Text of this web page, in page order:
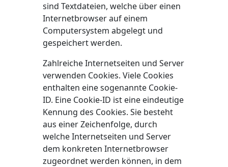
sind Textdateien, welche über einen
Internetbrowser auf einem
Computersystem abgelegt und
gespeichert werden.
Zahlreiche Internetseiten und Server
verwenden Cookies. Viele Cookies
enthalten eine sogenannte Cookie-
ID. Eine Cookie-ID ist eine eindeutige
Kennung des Cookies. Sie besteht
aus einer Zeichenfolge, durch
welche Internetseiten und Server
dem konkreten Internetbrowser
zugeordnet werden können, in dem